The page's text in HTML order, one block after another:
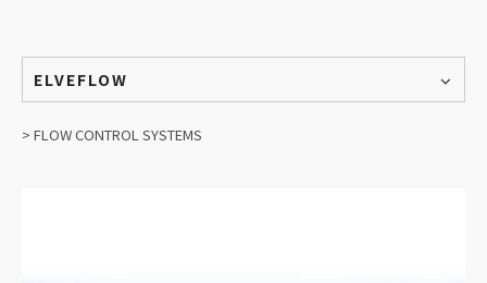
ELVEFLOW
> FLOW CONTROL SYSTEMS